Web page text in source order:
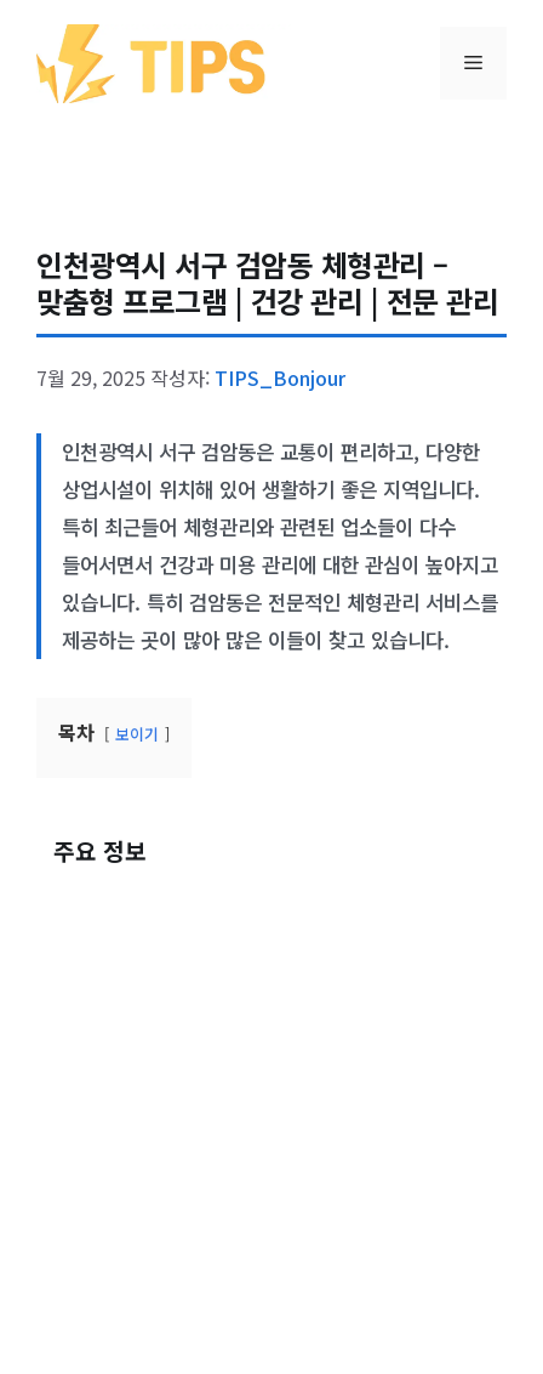
건너뛰기
메뉴
인천광역시 서구 검암동 체형관리 –
맞춤형 프로그램 | 건강 관리 | 전문 관리
7월 29, 2025 작성자: TIPS_Bonjour
인천광역시 서구 검암동은 교통이 편리하고, 다양한
상업시설이 위치해 있어 생활하기 좋은 지역입니다.
특히 최근들어 체형관리와 관련된 업소들이 다수
들어서면서 건강과 미용 관리에 대한 관심이 높아지고
있습니다. 특히 검암동은 전문적인 체형관리 서비스를
제공하는 곳이 많아 많은 이들이 찾고 있습니다.
목차 보이기
주요 정보